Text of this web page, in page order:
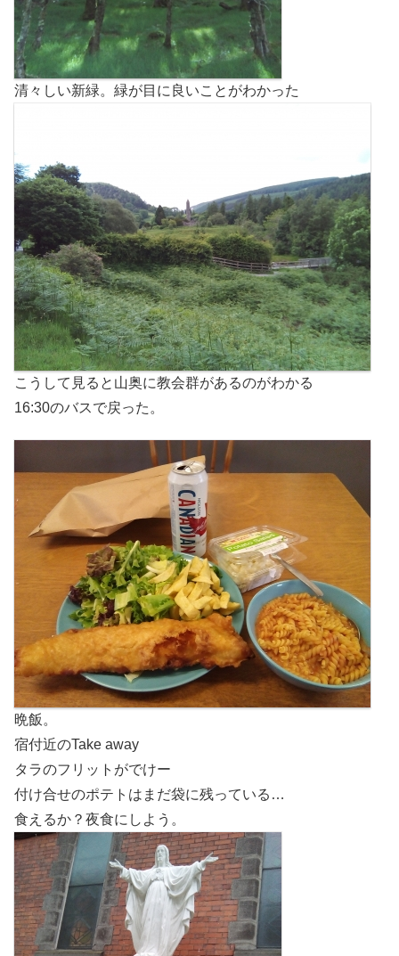
清々しい新緑。緑が目に良いことがわかった
こうして見ると山奥に教会群があるのがわかる
16:30のバスで戻った。
晩飯。
宿付近のTake away
タラのフリットがでけー
付け合せのポテトはまだ袋に残っている…
食えるか？夜食にしよう。